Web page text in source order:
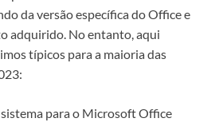
da versão específica do Office e
adquirido. No entanto, aqui
típicos para a maioria das
para o Microsoft Office